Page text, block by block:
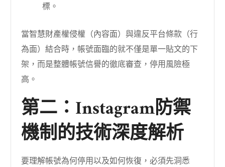
標。
當智慧財產權侵權（內容面）與違反平台條款（行
為面）結合時，帳號面臨的就不僅是單一貼文的下
架，而是整體帳號信譽的徹底審查，停用風險極
高。
第二：Instagram防禦
機制的技術深度解析
要理解帳號為何停用以及如何恢復，必須先洞悉